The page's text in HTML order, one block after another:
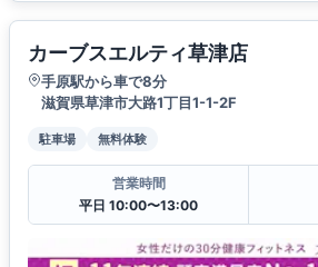
カーブスエルティ草津店
手原駅から車で8分
滋賀県草津市大路1丁目1-1-2F
駐車場 無料体験
営業時間
平日 10:00〜13:00